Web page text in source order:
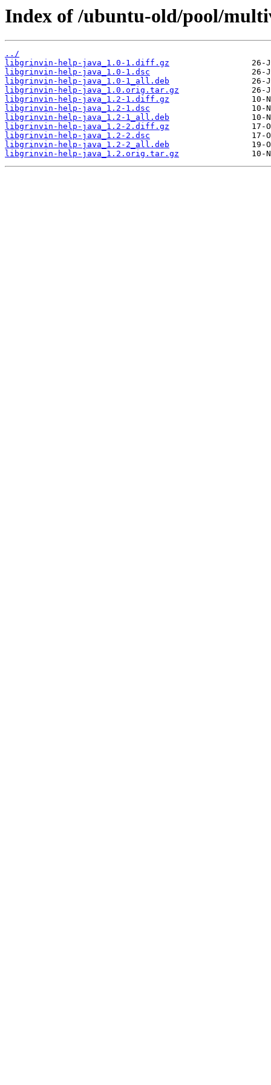
Index of /ubuntu-old/pool/
../
libgrinvin-help-java_1.0-1.diff.gz
libgrinvin-help-java_1.0-1.dsc
libgrinvin-help-java_1.0-1_all.deb
libgrinvin-help-java_1.0.orig.tar.gz
libgrinvin-help-java_1.2-1.diff.gz
libgrinvin-help-java_1.2-1.dsc
libgrinvin-help-java_1.2-1_all.deb
libgrinvin-help-java_1.2-2.diff.gz
libgrinvin-help-java_1.2-2.dsc
libgrinvin-help-java_1.2-2_all.deb
libgrinvin-help-java_1.2.orig.tar.gz